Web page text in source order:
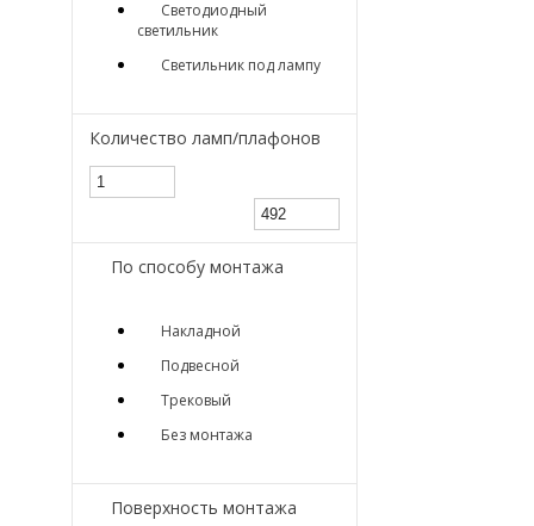
Светодиодный
светильник
Светильник под лампу
Количество ламп/плафонов
По способу монтажа
Накладной
Подвесной
Трековый
Без монтажа
Поверхность монтажа